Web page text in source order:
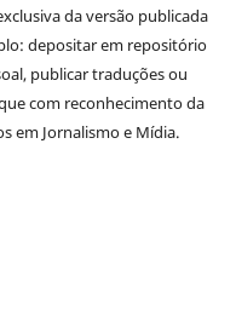
da versão publicada
depositar em repositório
publicar traduções ou
com reconhecimento da
em Jornalismo e Mídia.